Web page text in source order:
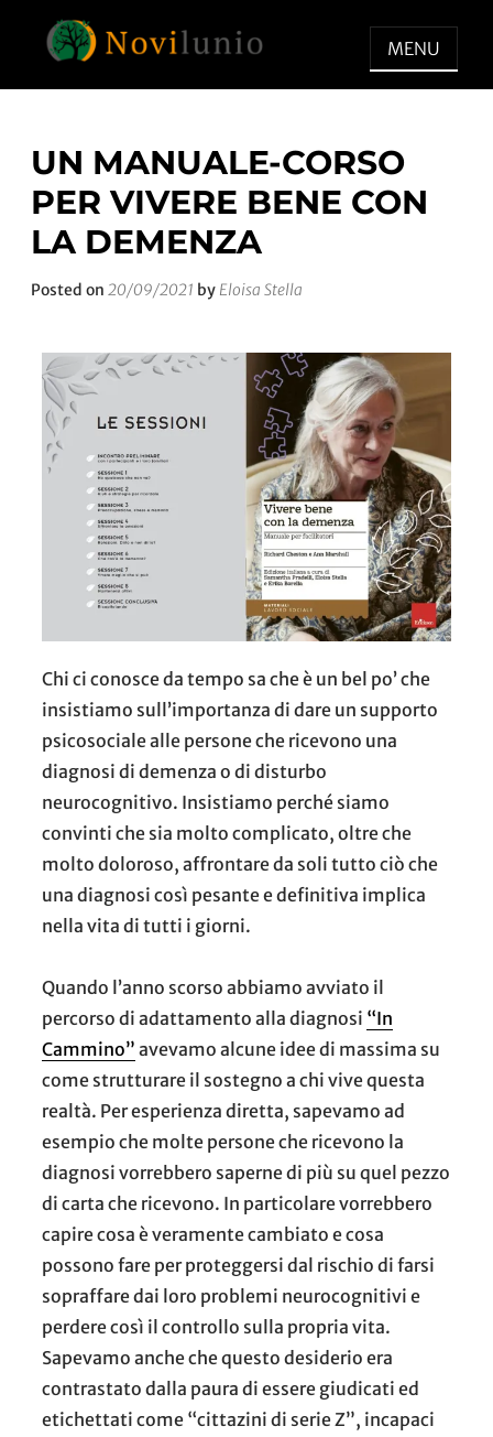
NOVILUNIO
Un aiuto con concreto dopo la
MENU
UN MANUALE-CORSO
PER VIVERE BENE CON
LA DEMENZA
Posted on 20/09/2021 by Eloisa Stella
Chi ci conosce da tempo sa che è un bel po’ che
insistiamo sull’importanza di dare un supporto
psicosociale alle persone che ricevono una
diagnosi di demenza o di disturbo
neurocognitivo. Insistiamo perché siamo
convinti che sia molto complicato, oltre che
molto doloroso, affrontare da soli tutto ciò che
una diagnosi così pesante e definitiva implica
nella vita di tutti i giorni.
Quando l’anno scorso abbiamo avviato il
percorso di adattamento alla diagnosi “In
Cammino” avevamo alcune idee di massima su
come strutturare il sostegno a chi vive questa
realtà. Per esperienza diretta, sapevamo ad
esempio che molte persone che ricevono la
diagnosi vorrebbero saperne di più su quel pezzo
di carta che ricevono. In particolare vorrebbero
capire cosa è veramente cambiato e cosa
possono fare per proteggersi dal rischio di farsi
sopraffare dai loro problemi neurocognitivi e
perdere così il controllo sulla propria vita.
Sapevamo anche che questo desiderio era
contrastato dalla paura di essere giudicati ed
etichettati come “cittazini di serie Z”, incapaci